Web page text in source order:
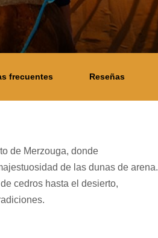
frecuentes Reseñas
de Merzouga, donde
de las dunas de arena.
cedros hasta el desierto,